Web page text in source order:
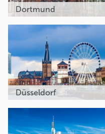
Dortmund
Düsseldorf